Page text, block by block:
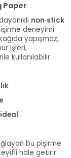
Paper
non‑stick
deneyimi
yapışmaz,
işleri,
kullanılabilir.
bu pişirme
hale getirir.